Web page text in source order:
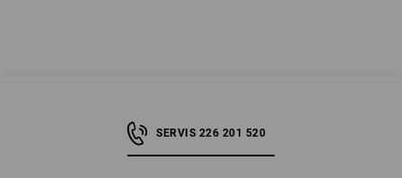
SERVIS 226 201 520